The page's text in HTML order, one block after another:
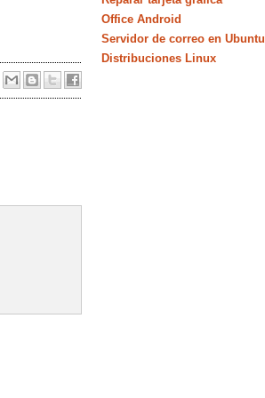
Office Android
Servidor de correo en Ubuntu
Distribuciones Linux